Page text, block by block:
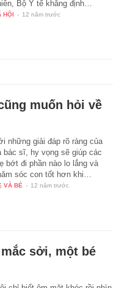
Bộ Y tế khẳng định…
HỘI - 12 năm trước
muốn hỏi về
những giải đáp rõ ràng của
bác sĩ, hy vọng sẽ giúp các
bớt đi phần nào lo lắng và
sóc con tốt hơn khi…
VÀ BÉ - 12 năm trước
sởi, một bé